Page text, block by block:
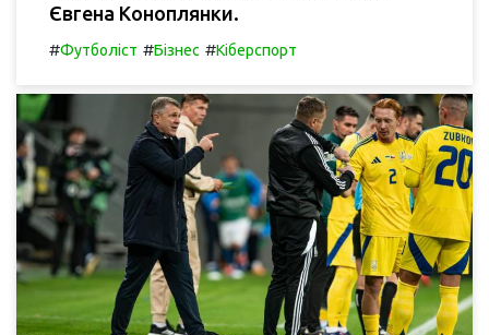
Євгена Коноплянки.
#Футболіст #Бізнес #Кіберспорт